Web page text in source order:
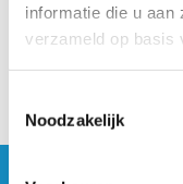
informatie die u aan
verzameld op basis
Noodzakelijk